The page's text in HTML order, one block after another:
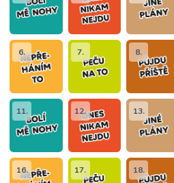
6. 7. 8.
11. 12. 13.
16. 17. 18.